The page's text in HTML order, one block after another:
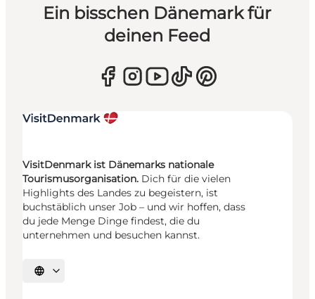
Ein bisschen Dänemark für
deinen Feed
VisitDenmark ist Dänemarks nationale
Tourismusorganisation. Dich für die vielen
Highlights des Landes zu begeistern, ist
buchstäblich unser Job – und wir hoffen, dass
du jede Menge Dinge findest, die du
unternehmen und besuchen kannst.
Sprache auswählen